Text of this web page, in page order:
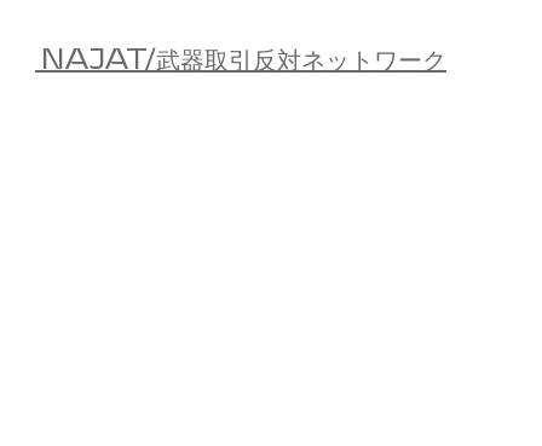
NAJAT/武器取引反対ネットワーク